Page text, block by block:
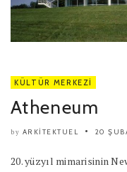
KÜLTÜR MERKEZI
Atheneum
by ARKITEKTUEL 20
20. yüzyıl mimarisinin